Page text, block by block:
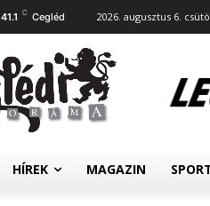
41.1 C Cegléd 2026. augusztus 6.
HÍREK MAGAZIN